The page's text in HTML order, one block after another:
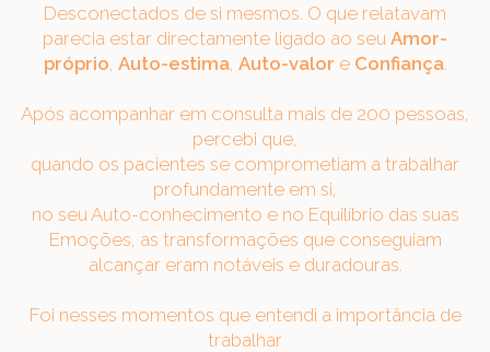
Desconectados de si mesmos. O que relatavam
parecia estar directamente ligado ao seu Amor-
próprio Auto-estima, Auto-valor e Confiança.
Após acompanhar em consulta mais de 200 pessoas,
percebi que,
quando os pacientes se comprometiam a trabalhar
profundamente em si,
no seu Auto-conhecimento e no Equilíbrio das suas
Emoções, as transformações que conseguiam
alcançar eram notáveis e duradouras.
Foi nesses momentos que entendi a importância de
trabalhar